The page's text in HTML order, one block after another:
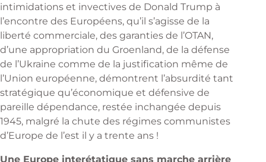
intimidations et invectives de Donald Trump à
l’encontre des Européens, qu’il s’agisse de la
liberté commerciale, des garanties de l’OTAN,
d’une appropriation du Groenland, de la défense
de l’Ukraine comme de la justification même de
l’Union européenne, démontrent l’absurdité tant
stratégique qu’économique et défensive de
pareille dépendance, restée inchangée depuis
1945, malgré la chute des régimes communistes
d’Europe de l’est il y a trente ans !
Une Europe interétatique sans marche arrière